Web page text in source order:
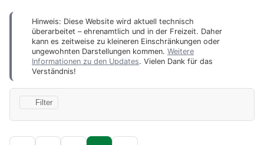
Hinweis: Diese Website wird aktuell technisch
überarbeitet – ehrenamtlich und in der Freizeit. Daher
kann es zeitweise zu kleineren Einschränkungen oder
ungewohnten Darstellungen kommen. Weitere
Informationen zu den Updates. Vielen Dank für das
Verständnis!
Filter